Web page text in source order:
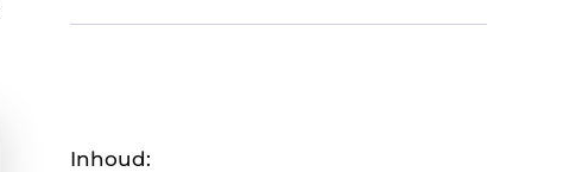
Inhoud: